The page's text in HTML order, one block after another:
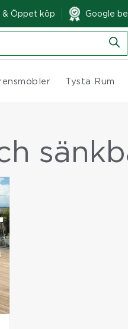
& Öppet köp Google
Tysta Rum